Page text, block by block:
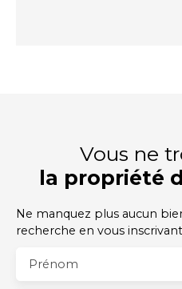
a 7 minutes a pied 4
Vous ne
la propriété
Ne manquez plus aucun
recherche en vous
Prénom